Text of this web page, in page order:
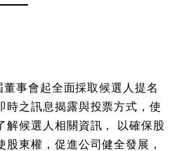
事會起全面採取候選人提名
時之訊息揭露與投票方式，使
解候選人相關資訊， 以確保股
股東權，促進公司健全發展，